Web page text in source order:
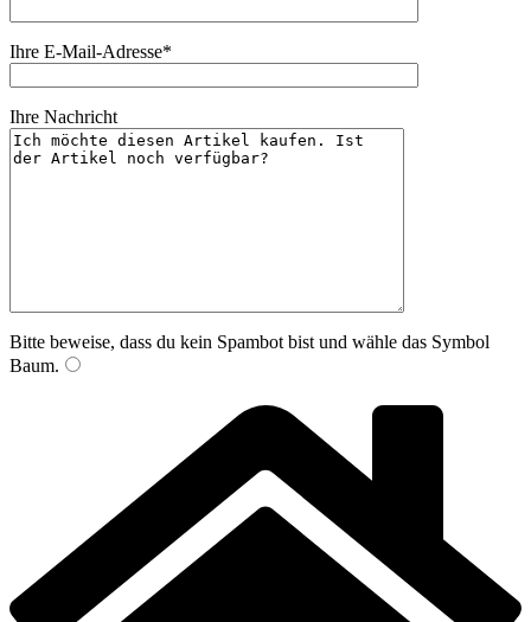
Ihre E-Mail-Adresse*
Ihre Nachricht
Bitte beweise, dass du kein Spambot bist und wähle das Symbol
Baum.